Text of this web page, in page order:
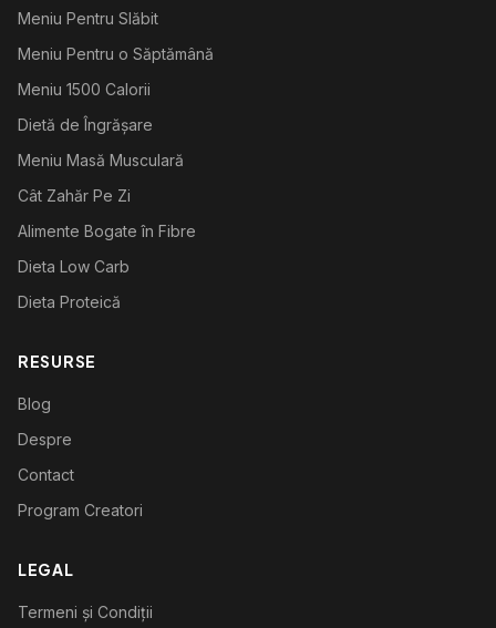
Meniu Pentru Slăbit
Meniu Pentru o Săptămână
Meniu 1500 Calorii
Dietă de Îngrășare
Meniu Masă Musculară
Cât Zahăr Pe Zi
Alimente Bogate în Fibre
Dieta Low Carb
Dieta Proteică
RESURSE
Blog
Despre
Contact
Program Creatori
LEGAL
Termeni și Condiții